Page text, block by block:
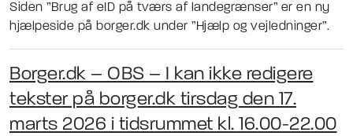
Siden ”Brug af eID på tværs af landegrænser” er en ny
hjælpeside på borger.dk under ”Hjælp og vejledninger”.
Borger.dk – OBS – I kan ikke redigere
tekster på borger.dk tirsdag den 17.
marts 2026 i tidsrummet kl. 16.00-22.00